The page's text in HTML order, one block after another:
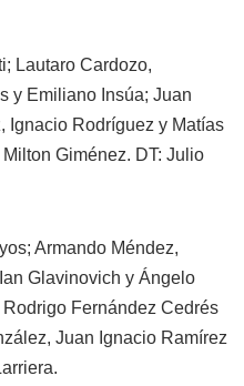
Lautaro Cardozo,
y Emiliano Insúa; Juan
Ignacio Rodríguez y Matías
Giménez. DT: Julio
Armando Méndez,
Glavinovich y Ángelo
Fernández Cedrés
Juan Ignacio Ramírez